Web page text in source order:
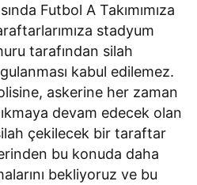
Futbol A Takımımıza
stadyum
tarafından silah
kabul edilemez.
askerine her zaman
devam edecek olan
çekilecek bir taraftar
bu konuda daha
bekliyoruz ve bu